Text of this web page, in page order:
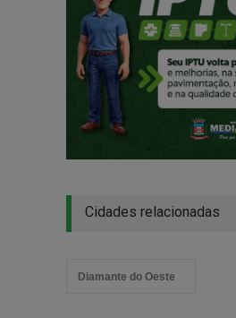
Cidades relacionadas
Diamante do Oeste